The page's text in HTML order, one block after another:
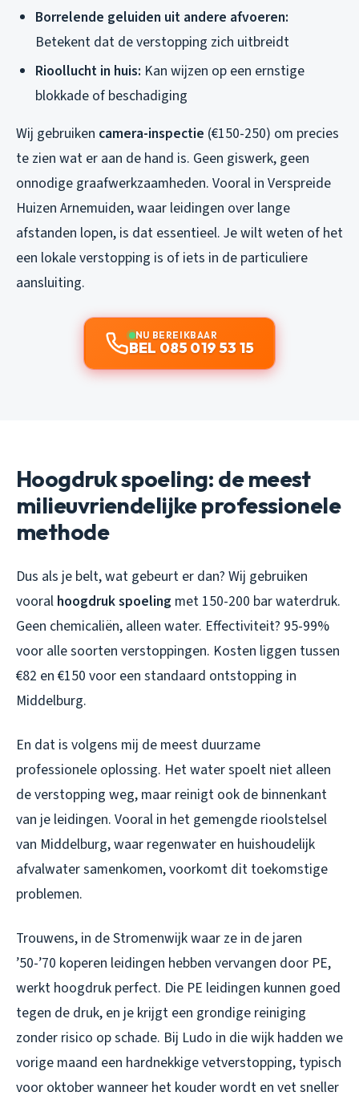
Borrelende geluiden uit andere afvoeren:
Betekent dat de verstopping zich uitbreidt
Rioollucht in huis: Kan wijzen op een ernstige
blokkade of beschadiging
Wij gebruiken camera-inspectie (€150-250) om precies
te zien wat er aan de hand is. Geen giswerk, geen
onnodige graafwerkzaamheden. Vooral in Verspreide
Huizen Arnemuiden, waar leidingen over lange
afstanden lopen, is dat essentieel. Je wilt weten of het
een lokale verstopping is of iets in de particuliere
aansluiting.
NU BEREIKBAAR
BEL 085 019 53 15
Hoogdruk spoeling: de meest
milieuvriendelijke professionele
methode
Dus als je belt, wat gebeurt er dan? Wij gebruiken
vooral hoogdruk spoeling met 150-200 bar waterdruk.
Geen chemicaliën, alleen water. Effectiviteit? 95-99%
voor alle soorten verstoppingen. Kosten liggen tussen
€82 en €150 voor een standaard ontstopping in
Middelburg.
En dat is volgens mij de meest duurzame
professionele oplossing. Het water spoelt niet alleen
de verstopping weg, maar reinigt ook de binnenkant
van je leidingen. Vooral in het gemengde rioolstelsel
van Middelburg, waar regenwater en huishoudelijk
afvalwater samenkomen, voorkomt dit toekomstige
problemen.
Trouwens, in de Stromenwijk waar ze in de jaren
’50-’70 koperen leidingen hebben vervangen door PE,
werkt hoogdruk perfect. Die PE leidingen kunnen goed
tegen de druk, en je krijgt een grondige reiniging
zonder risico op schade. Bij Ludo in die wijk hadden we
vorige maand een hardnekkige vetverstopping, typisch
voor oktober wanneer het kouder wordt en vet sneller